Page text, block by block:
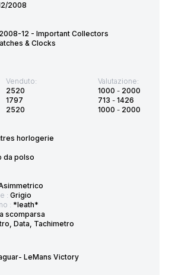
2008
12 - Important Collectors
& Clocks
Venduto:
2520
1797
2520
Valutazione:
1000 - 2000
713 - 1426
1000 - 2000
horlogerie
da polso
: Grigio
: *leath*
scomparsa
Data, Tachimetro
LeMans Victory